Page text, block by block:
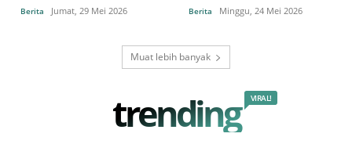
Berita Jumat, 29 Mei 2026 Berita Minggu, 24 Mei 2026
Muat lebih banyak
trending VIRAL!